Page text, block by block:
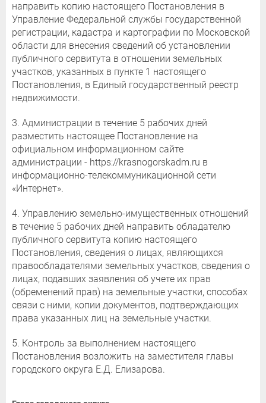
направить копию настоящего Постановления в
Управление Федеральной службы государственной
регистрации, кадастра и картографии по Московской
области для внесения сведений об установлении
публичного сервитута в отношении земельных
участков, указанных в пункте 1 настоящего
Постановления, в Единый государственный реестр
недвижимости.
3. Администрации в течение 5 рабочих дней
разместить настоящее Постановление на
официальном информационном сайте
администрации - https://krasnogorskadm.ru в
информационно-телекоммуникационной сети
«Интернет».
4. Управлению земельно-имущественных отношений
в течение 5 рабочих дней направить обладателю
публичного сервитута копию настоящего
Постановления, сведения о лицах, являющихся
правообладателями земельных участков, сведения о
лицах, подавших заявления об учете их прав
(обременений прав) на земельные участки, способах
связи с ними, копии документов, подтверждающих
права указанных лиц на земельные участки.
5. Контроль за выполнением настоящего
Постановления возложить на заместителя главы
городского округа Е.Д. Елизарова.